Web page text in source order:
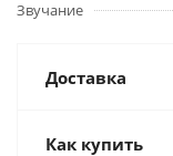
Звучание
Доставка
Как купить